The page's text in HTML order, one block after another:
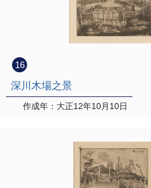
16
深川木場之景
作成年：大正12年10月10日